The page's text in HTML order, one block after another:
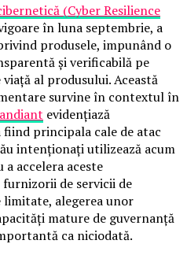
(Cyber Resilience
în luna septembrie, a
produsele, impunând o
și verificabilă pe
al produsului. Această
survine în contextul în
evidențiază
principala cale de atac
intenționați utilizează acum
accelera aceste
de servicii de
limitate, alegerea unor
mature de guvernanță
ca niciodată.